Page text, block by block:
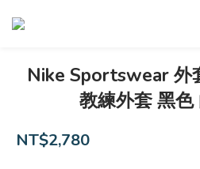
Nike Sportswear 外
教練外套 黑色
NT$2,780